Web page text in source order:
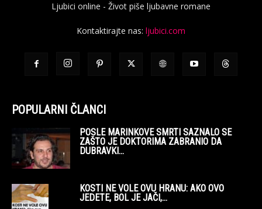
Ljubici online - Život piše ljubavne romane
Kontaktirajte nas: ljubici.com
POPULARNI ČLANCI
POSLE MARINKOVE SMRTI SAZNALO SE
ZAŠTO JE DOKTORIMA ZABRANIO DA
DUBRAVKI...
KOSTI NE VOLE OVU HRANU: AKO OVO
JEDETE, BOL JE JAČI,...